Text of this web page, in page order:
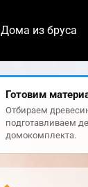
Дома из бруса
Готовим
Отбираем
подготавливаем
домокомплекта.